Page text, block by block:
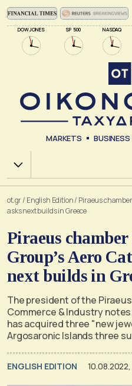
DOW JONES SP 500 NASDAQ
MARKETS BUSINESS
Χ.Α.
ot.gr/ English Edition/ Piraeus
asks next builds in Greece
Piraeus
Group’s Aero
next builds in
The president of the
Commerce & Industry
has acquired three "new
Argosaronic Islands three
ENGLISH EDITION